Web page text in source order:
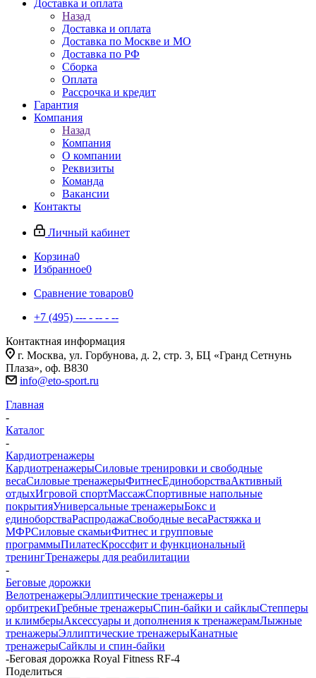
Доставка и оплата
Назад
Доставка и оплата
Доставка по Москве и МО
Доставка по РФ
Сборка
Оплата
Рассрочка и кредит
Гарантия
Компания
Назад
Компания
О компании
Реквизиты
Команда
Вакансии
Контакты
Личный кабинет
Корзина0
Избранное0
Сравнение товаров0
+7 (495) --- - -- - --
Контактная информация
г. Москва, ул. Горбунова, д. 2, стр. 3, БЦ «Гранд Сетнунь
Плаза», оф. В830
info@eto-sport.ru
Главная
-
Каталог
-
Кардиотренажеры
КардиотренажерыСиловые тренировки и свободные
весаСиловые тренажерыФитнесЕдиноборстваАктивный
отдыхИгровой спортМассажСпортивные напольные
покрытияУниверсальные тренажерыБокс и
единоборстваРаспродажаСвободные весаРастяжка и
МФРСиловые скамьиФитнес и групповые
программыПилатесКроссфит и функциональный
тренингТренажеры для реабилитации
-
Беговые дорожки
ВелотренажерыЭллиптические тренажеры и
орбитрекиГребные тренажерыСпин-байки и сайклыСтепперы
и климберыАксессуары и дополнения к тренажерамЛыжные
тренажерыЭллиптические тренажерыКанатные
тренажерыСайклы и спин-байки
-Беговая дорожка Royal Fitness RF-4
Поделиться